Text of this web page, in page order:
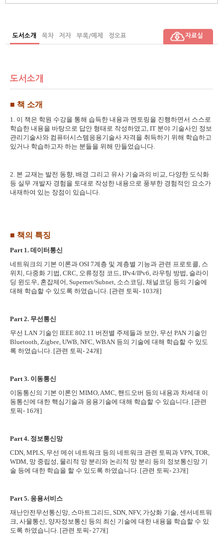
도서소개 목차 저자 부록/예제 정오표 자료실
도서소개
■ 책 소개
1. 이 책은 학원 수강을 통해 습득한 내용과 멘토링을 진행하면서 스스로
학습한 내용을 바탕으로 답안 형태로 작성하였고, IT 분야 기술사인 정보
관리기술사와 컴퓨터시스템응용기술사 자격을 취득하기 위해 학습하고
있거나 학습하고자 하는 분들을 위해 만들었습니다.
2. 본 교재는 발전 동향, 배경 그리고 유사 기술과의 비교, 다양한 도식화
등 실무 개발자 경험을 토대로 작성한 내용으로 풍부한 경험적인 요소가
내재하여 있는 장점이 있습니다.
■ 책의 특징
Part 1. 데이터통신
네트워크의 기본 이론과 OSI 7계층 및 계층별 기능과 관련 프로토콜, 스
위치, 다중화 기법, CRC, 오류정정 코드, IPv4/IPv6, 라우팅 방법, 슬라이
딩 윈도우, 혼잡제어, Supernet/Subnet, 소스코딩, 채널코딩 등의 기술에
대해 학습할 수 있도록 하였습니다. [관련 토픽- 103개]
Part 2. 무선통신
무선 LAN 기술인 IEEE 802.11 버전별 주제들과 보안, 무선 PAN 기술인
Bluetooth, Zigbee, UWB, NFC, WBAN 등의 기술에 대해 학습할 수 있도
록 하였습니다. [관련 토픽- 24개]
Part 3. 이동통신
이동통신의 기본 이론인 MIMO, AMC, 핸드오버 등의 내용과 차세대 이
동통신에 대한 핵심기술과 응용기술에 대해 학습할 수 있습니다. [관련
토픽- 16개]
Part 4. 정보통신망
CDN, MPLS, 무선 메쉬 네트워크 등의 네트워크 관련 토픽과 VPN, TOR,
WDM, 망 중립성, 물리적 망 분리와 논리적 망 분리 등의 정보통신망 기
술 등에 대한 학습을 할 수 있도록 하였습니다. [관련 토픽- 23개]
Part 5. 응용서비스
재난안전무선통신망, 스마트그리드, SDN, NFV, 가상화 기술, 센서네트워
크, 사물통신, 양자정보통신 등의 최신 기술에 대한 내용을 학습할 수 있
도록 하였습니다. [관련 토픽- 27개]